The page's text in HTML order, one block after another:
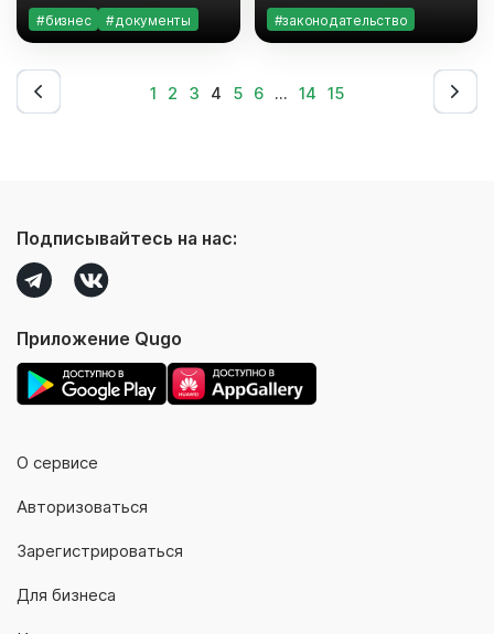
#бизнес
#документы
#законодательство
#инструкции
#законодательство
#документы
#самозанятость
1 2 3 4 5 6 … 14 15
О сервисе
Авторизоваться
Зарегистрироваться
Для бизнеса
Приложение Qugo
Подписывайтесь на нас: